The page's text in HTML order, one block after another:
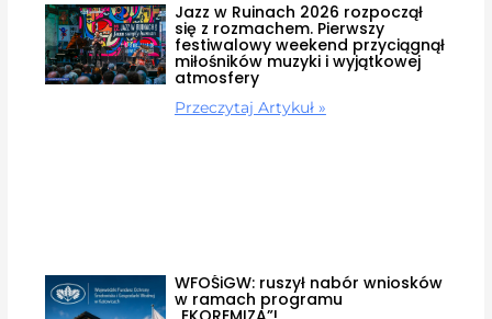
Jazz w Ruinach 2026 rozpoczął
się z rozmachem. Pierwszy
festiwalowy weekend przyciągnął
miłośników muzyki i wyjątkowej
atmosfery
Przeczytaj Artykuł »
WFOŚiGW: ruszył nabór wniosków
w ramach programu